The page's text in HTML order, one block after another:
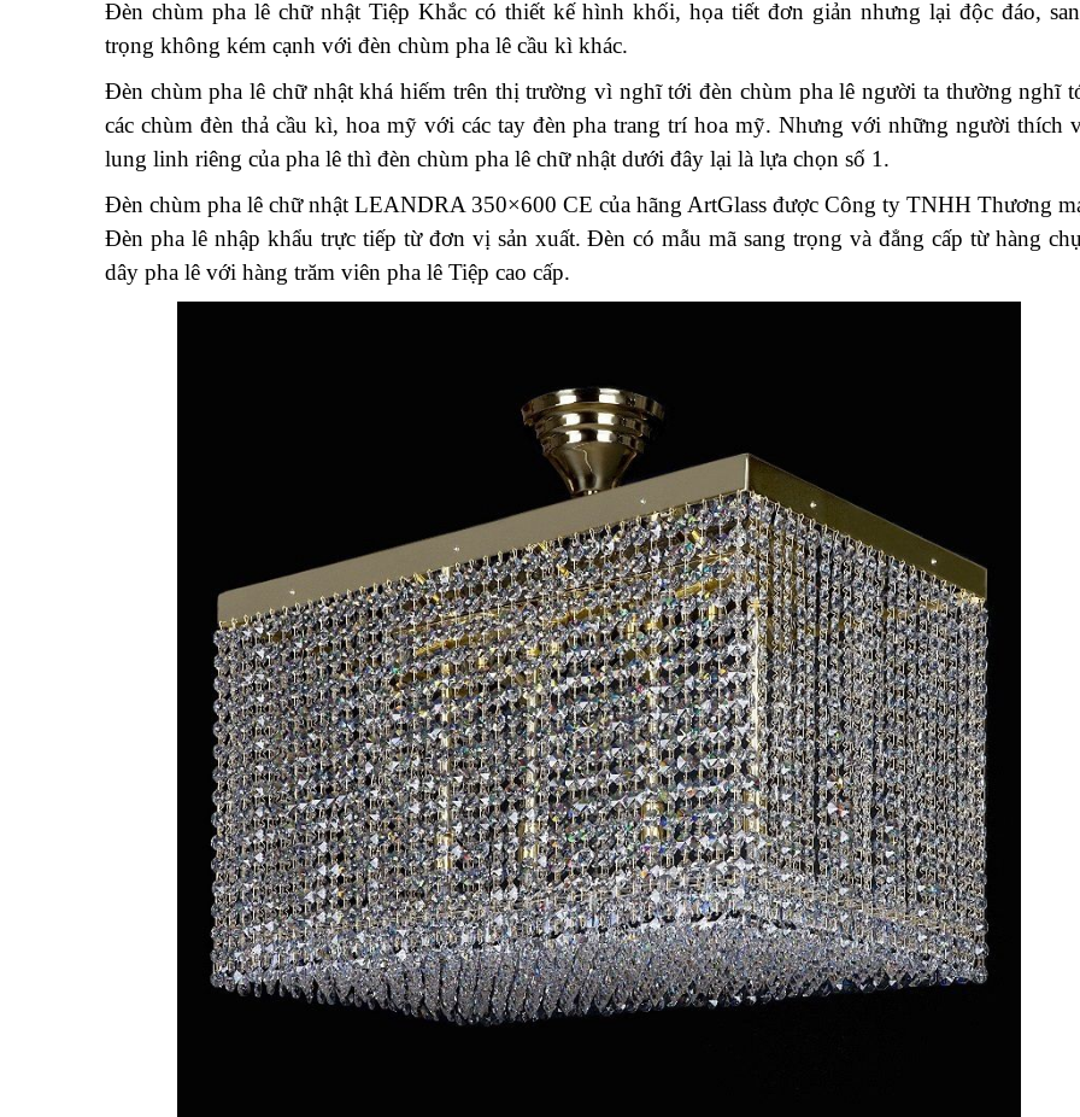
Đèn chùm pha lê chữ nhật Tiệp Khắc có thiết kế hình khối, họa tiết đơn giản nhưng lại độc đáo,
trọng không kém cạnh với đèn chùm pha lê cầu kì khác.
Đèn chùm pha lê chữ nhật khá hiếm trên thị trường vì nghĩ tới đèn chùm pha lê người ta thường nghĩ
các chùm đèn thả cầu kì, hoa mỹ với các tay đèn pha trang trí hoa mỹ. Nhưng với những người thích
lung linh riêng của pha lê thì đèn chùm pha lê chữ nhật dưới đây lại là lựa chọn số 1.
Đèn chùm pha lê chữ nhật LEANDRA 350×600 CE của hãng ArtGlass được Công ty TNHH Thương
Đèn pha lê nhập khẩu trực tiếp từ đơn vị sản xuất. Đèn có mẫu mã sang trọng và đẳng cấp từ hàng
dây pha lê với hàng trăm viên pha lê Tiệp cao cấp.